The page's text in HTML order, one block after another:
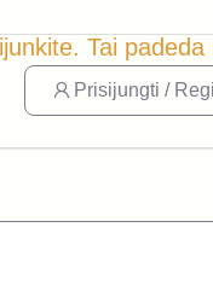
Tai
Prisijungti /